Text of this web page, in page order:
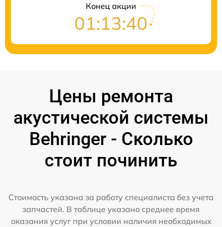
Конец акции
01:13:40
Цены ремонта
акустической системы
Behringer - Сколько
стоит починить
Стоимость указана за работу специалиста без учета
запчастей. В таблице указано среднее время
оказания услуг при условии наличия необходимых